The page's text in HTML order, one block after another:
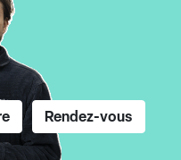
Rendez-vous